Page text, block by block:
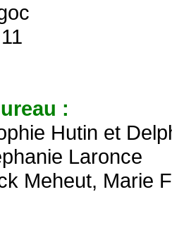
:
Hutin et
Laronce
Meheut, Marie